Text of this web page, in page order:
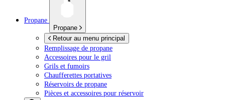
Propane
Propane
Retour au menu principal
Remplissage de propane
Accessoires pour le gril
Grils et fumoirs
Chaufferettes portatives
Réservoirs de propane
Pièces et accessoires pour réservoir